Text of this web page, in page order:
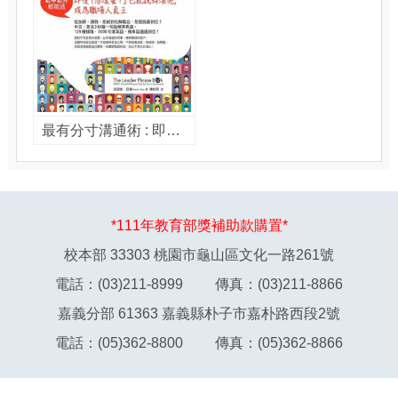
最有分寸溝通術 : 即使「你滾蛋!」也能說得漂亮,成為職場人氣王(老中老外都能通) / 派屈克.亞倫(Patrick Alain)著 ; 陳松筠譯
*111年教育部獎補助款購置*
校本部 33303 桃園市龜山區文化一路261號
電話：(03)211-8999 傳真：(03)211-8866
嘉義分部 61363 嘉義縣朴子市嘉朴路西段2號
電話：(05)362-8800 傳真：(05)362-8866